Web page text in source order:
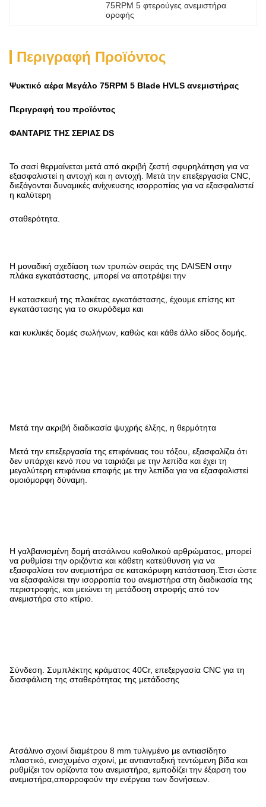
75RPM 5 φτερούγες ανεμιστήρα
οροφής
Περιγραφή Προϊόντος
Ψυκτικό αέρα Μεγάλο 75RPM 5 Blade HVLS ανεμιστήρας
Περιγραφή του προϊόντος
ΦΑΝΤΑΡΙΣ ΤΗΣ ΣΕΡΙΑΣ DS
Το σασί θερμαίνεται μετά από ακριβή ζεστή σφυρηλάτηση για να
εξασφαλιστεί η αντοχή και η αντοχή. Μετά την επεξεργασία CNC,
διεξάγονται δυναμικές ανίχνευσης ισορροπίας για να εξασφαλιστεί
η καλύτερη
σταθερότητα.
Η μοναδική σχεδίαση των τρυπών σειράς της DAISEN στην
πλάκα εγκατάστασης, μπορεί να αποτρέψει την
Η κατασκευή της πλακέτας εγκατάστασης, έχουμε επίσης κιτ
εγκατάστασης για το σκυρόδεμα και
και κυκλικές δομές σωλήνων, καθώς και κάθε άλλο είδος δομής.
Μετά την ακριβή διαδικασία ψυχρής έλξης, η θερμότητα
Μετά την επεξεργασία της επιφάνειας του τόξου, εξασφαλίζει ότι
δεν υπάρχει κενό που να ταιριάζει με την λεπίδα και έχει τη
μεγαλύτερη επιφάνεια επαφής με την λεπίδα για να εξασφαλιστεί
ομοιόμορφη δύναμη.
Η γαλβανισμένη δομή ατσάλινου καθολικού αρθρώματος, μπορεί
να ρυθμίσει την οριζόντια και κάθετη κατεύθυνση για να
εξασφαλίσει τον ανεμιστήρα σε κατακόρυφη κατάσταση.Έτσι ώστε
να εξασφαλίσει την ισορροπία του ανεμιστήρα στη διαδικασία της
περιστροφής, και μειώνει τη μετάδοση στροφής από τον
ανεμιστήρα στο κτίριο.
Σύνδεση. Συμπλέκτης κράματος 40Cr, επεξεργασία CNC για τη
διασφάλιση της σταθερότητας της μετάδοσης
Ατσάλινο σχοινί διαμέτρου 8 mm τυλιγμένο με αντιασίδητο
πλαστικό, ενισχυμένο σχοινί, με αντιανταξική τεντώμενη βίδα και
ρυθμίζει τον ορίζοντα του ανεμιστήρα, εμποδίζει την έξαρση του
ανεμιστήρα,απορροφούν την ενέργεια των δονήσεων.